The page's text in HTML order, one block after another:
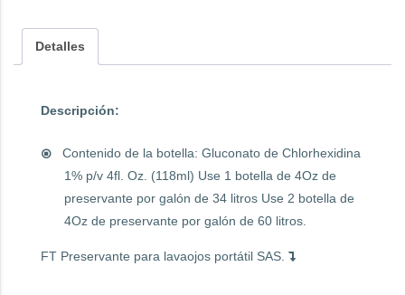
Detalles
Descripción:
Contenido de la botella: Gluconato de Chlorhexidina
1% p/v 4fl. Oz. (118ml) Use 1 botella de 4Oz de
preservante por galón de 34 litros Use 2 botella de
4Oz de preservante por galón de 60 litros.
FT Preservante para lavaojos portátil SAS.